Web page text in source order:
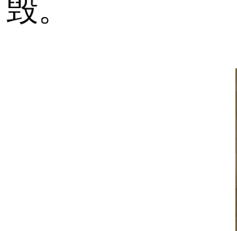
毁。